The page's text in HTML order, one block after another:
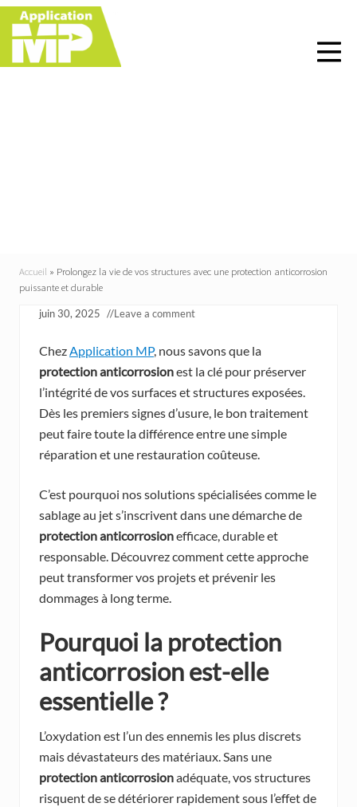
Menu
Skip
right
header
Skip
main
content
Skip
primary
sidebar
Skip
footer
Accueil » Prolongez la vie de vos structures avec une protection anticorrosion
puissante et durable
juin 30, 2025 //Leave a comment
ChezApplication MP, nous savons que la
protection anticorrosionest la clé pour préserver
l’intégrité de vos surfaces et structures exposées.
Dès les premiers signes d’usure, le bon traitement
peut faire toute la différence entre une simple
réparation et une restauration coûteuse.
C’est pourquoi nos solutions spécialisées comme le
sablage au jet s’inscrivent dans une démarche de
protection anticorrosionefficace, durable et
responsable. Découvrez comment cette approche
peut transformer vos projets et prévenir les
dommages à long terme.
Pourquoi la protection
anticorrosionest-elle
essentielle ?
L’oxydation est l’un des ennemis les plus discrets
mais dévastateurs des matériaux. Sans une
protection anticorrosionadéquate, vos structures
risquent de se détériorer rapidement sous l’effet de